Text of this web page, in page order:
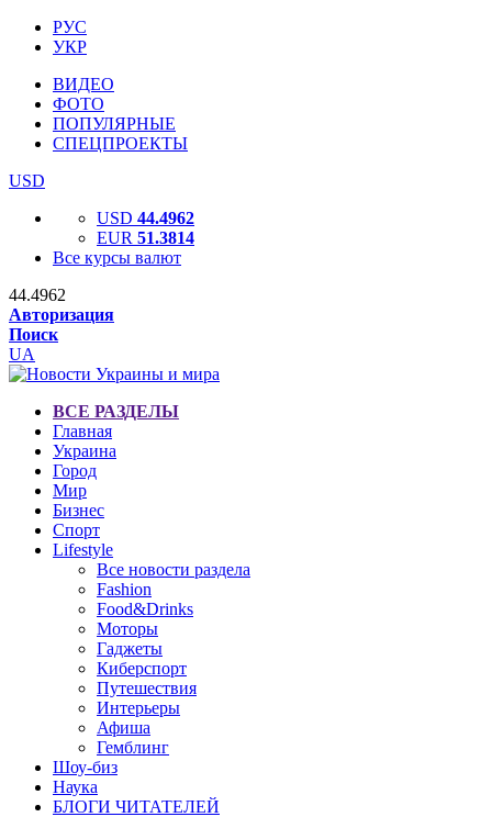
РУС
УКР
ВИДЕО
ФОТО
ПОПУЛЯРНЫЕ
СПЕЦПРОЕКТЫ
USD
USD 44.4962
EUR 51.3814
Все курсы валют
44.4962
Авторизация
Поиск
UA
ВСЕ РАЗДЕЛЫ
Главная
Украина
Город
Мир
Бизнес
Спорт
Lifestyle
Все новости раздела
Fashion
Food&Drinks
Моторы
Гаджеты
Киберспорт
Путешествия
Интерьеры
Афиша
Гемблинг
Шоу-биз
Наука
БЛОГИ ЧИТАТЕЛЕЙ